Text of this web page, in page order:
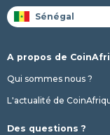
A propos de
Qui sommes nous ?
L'actualité de
Des questions ?